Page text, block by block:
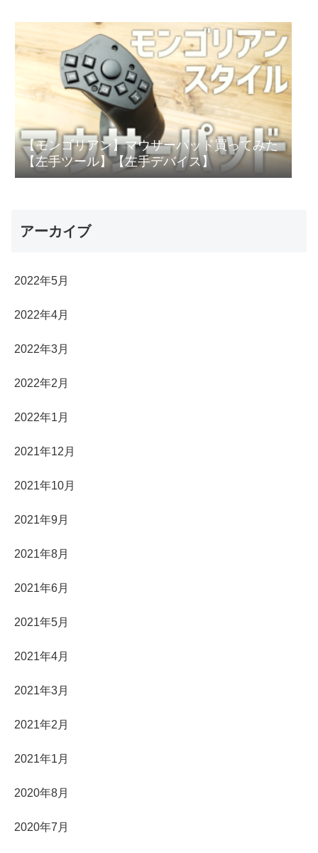
【モンゴリアン】マウサーパッド買ってみた
【左手ツール】【左手デバイス】
アーカイブ
2022年5月
2022年4月
2022年3月
2022年2月
2022年1月
2021年12月
2021年10月
2021年9月
2021年8月
2021年6月
2021年5月
2021年4月
2021年3月
2021年2月
2021年1月
2020年8月
2020年7月